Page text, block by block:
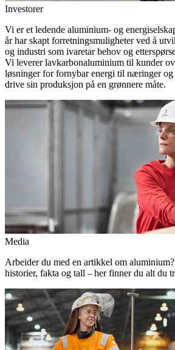
Investorer
Vi er et ledende aluminium- og
år har skapt forretningsmuligheter ved å
og industri som ivaretar behov og
Vi leverer lavkarbonaluminium til kunder
løsninger for fornybar energi til næringer og
drive sin produksjon på en grønnere måte.
Media
Arbeider du med en artikkel om
historier, fakta og tall – her finner du alt du